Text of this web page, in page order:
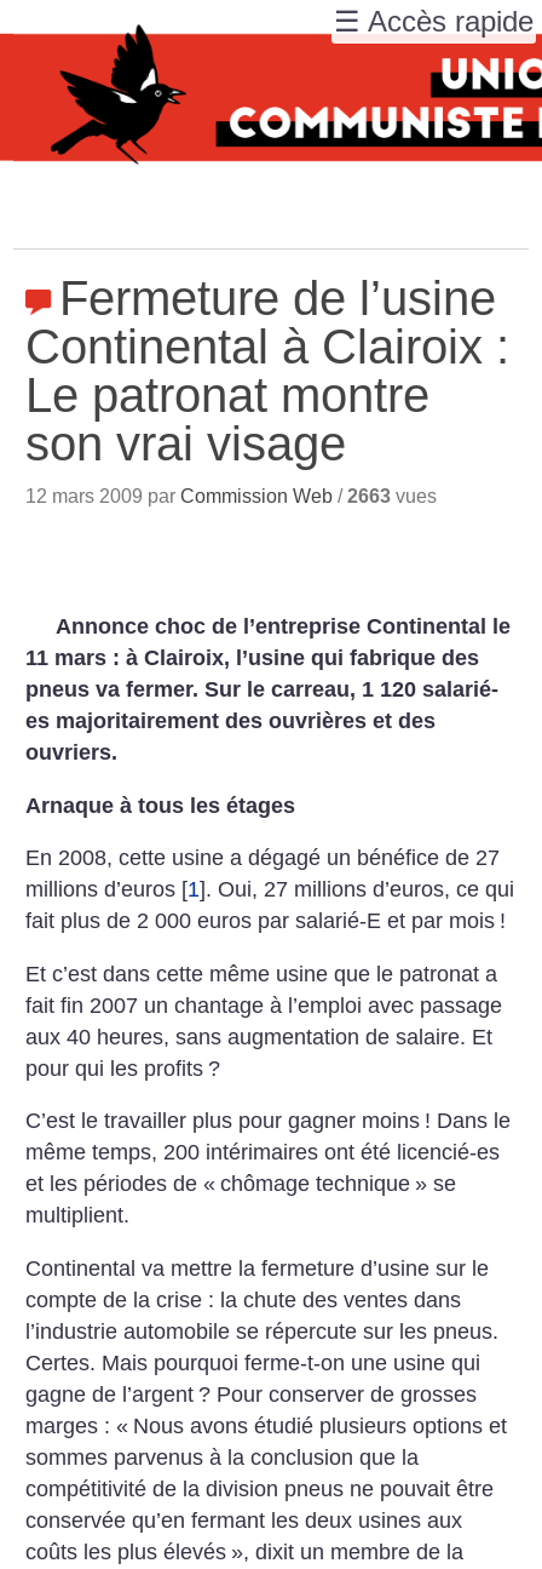
Fermeture de l’usine
Continental à Clairoix :
Le patronat montre
son vrai visage
12 mars 2009 parCommission Web /2663 vues
Annonce choc de l’entreprise Continental le
11 mars : à Clairoix, l’usine qui fabrique des
pneus va fermer. Sur le carreau, 1 120 salarié-
es majoritairement des ouvrières et des
ouvriers.
Arnaque à tous les étages
En 2008, cette usine a dégagé un bénéfice de 27
millions d’euros [1]. Oui, 27 millions d’euros, ce qui
fait plus de 2 000 euros par salarié-E et par mois !
Et c’est dans cette même usine que le patronat a
fait fin 2007 un chantage à l’emploi avec passage
aux 40 heures, sans augmentation de salaire. Et
pour qui les profits ?
C’est le travailler plus pour gagner moins ! Dans le
même temps, 200 intérimaires ont été licencié-es
et les périodes de « chômage technique » se
multiplient.
Continental va mettre la fermeture d’usine sur le
compte de la crise : la chute des ventes dans
l’industrie automobile se répercute sur les pneus.
Certes. Mais pourquoi ferme-t-on une usine qui
gagne de l’argent ? Pour conserver de grosses
marges : « Nous avons étudié plusieurs options et
sommes parvenus à la conclusion que la
compétitivité de la division pneus ne pouvait être
conservée qu’en fermant les deux usines aux
coûts les plus élevés », dixit un membre de la
☰ Accès rapide